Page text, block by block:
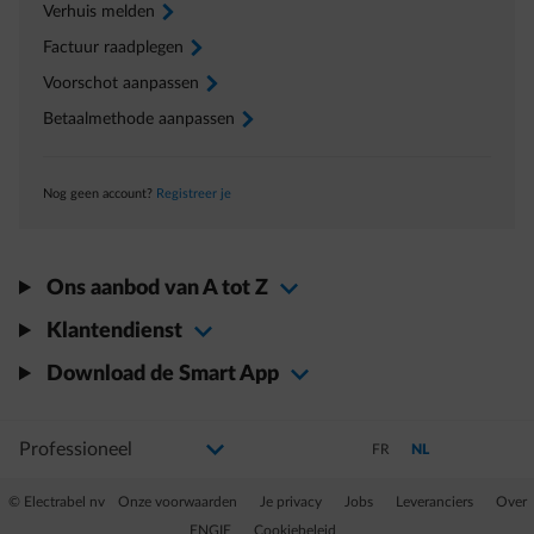
Verhuis melden arrow-right
Factuur raadplegen arrow-right
Voorschot aanpassen arrow-right
Betaalmethode aanpassen arrow-right
Nog geen account? Registreer je
Ons aanbod van A tot Z
Klantendienst
Download de Smart App
Selecteer uw profiel
Als u de selectie wijzigt, gaat u naar een nieuwe pagina
© Electrabel nv Onze voorwaarden Je privacy Jobs Leveranciers
Over
ENGIE
Cookiebeleid
Schakel over naar Frans
FR Schakel over naar
NL